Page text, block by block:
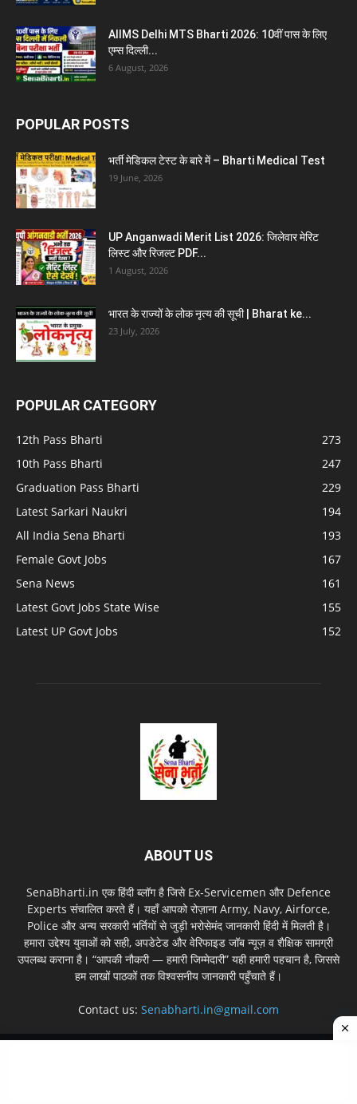
AIIMS Delhi MTS Bharti 2026: 10वीं पास के लिए
एम्स दिल्ली...
6 August, 2026
POPULAR POSTS
भर्ती मेडिकल टेस्ट के बारे में – Bharti Medical Test
19 June, 2026
UP Anganwadi Merit List 2026: जिलेवार मेरिट
लिस्ट और रिजल्ट PDF...
1 August, 2026
भारत के राज्यों के लोक नृत्य की सूची | Bharat ke...
23 July, 2026
POPULAR CATEGORY
12th Pass Bharti
273
10th Pass Bharti
247
Graduation Pass Bharti
229
Latest Sarkari Naukri
194
All India Sena Bharti
193
Female Govt Jobs
167
Sena News
161
Latest Govt Jobs State Wise
155
Latest UP Govt Jobs
152
ABOUT US
SenaBharti.in एक हिंदी ब्लॉग है जिसे Ex‑Servicemen और Defence
Experts संचालित करते हैं। यहाँ आपको रोज़ाना Army, Navy, Airforce,
Police और अन्य सरकारी भर्तियों से जुड़ी भरोसेमंद जानकारी हिंदी में मिलती है।
हमारा उद्देश्य युवाओं को सही, अपडेटेड और वेरिफाइड जॉब न्यूज़ व शैक्षिक सामग्री
उपलब्ध कराना है। “आपकी नौकरी — हमारी जिम्मेदारी” यही हमारी पहचान है, जिससे
हम लाखों पाठकों तक विश्वसनीय जानकारी पहुँचाते हैं।
Contact us: Senabharti.in@gmail.com